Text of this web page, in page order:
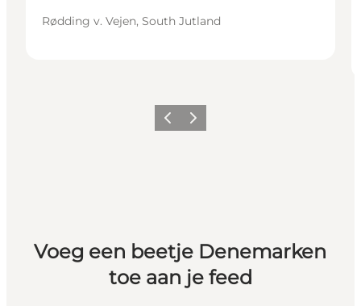
Rødding v. Vejen, South Jutland
Vorige Volgende
Voeg een beetje Denemarken
toe aan je feed